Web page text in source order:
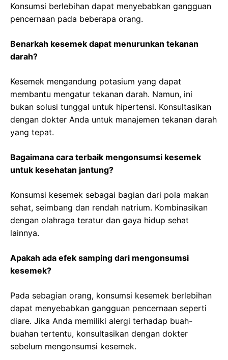
Konsumsi berlebihan dapat menyebabkan gangguan
pencernaan pada beberapa orang.
Benarkah kesemek dapat menurunkan tekanan
darah?
Kesemek mengandung potasium yang dapat
membantu mengatur tekanan darah. Namun, ini
bukan solusi tunggal untuk hipertensi. Konsultasikan
dengan dokter Anda untuk manajemen tekanan darah
yang tepat.
Bagaimana cara terbaik mengonsumsi kesemek
untuk kesehatan jantung?
Konsumsi kesemek sebagai bagian dari pola makan
sehat, seimbang dan rendah natrium. Kombinasikan
dengan olahraga teratur dan gaya hidup sehat
lainnya.
Apakah ada efek samping dari mengonsumsi
kesemek?
Pada sebagian orang, konsumsi kesemek berlebihan
dapat menyebabkan gangguan pencernaan seperti
diare. Jika Anda memiliki alergi terhadap buah-
buahan tertentu, konsultasikan dengan dokter
sebelum mengonsumsi kesemek.